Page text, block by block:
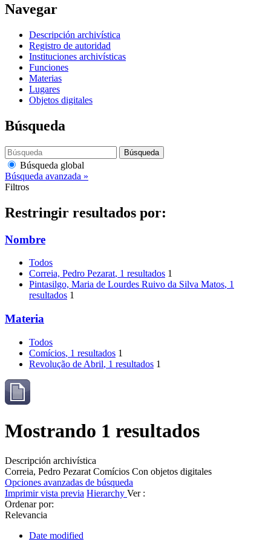
Navegar
Descripción archivística
Registro de autoridad
Instituciones archivísticas
Funciones
Materias
Lugares
Objetos digitales
Búsqueda
Búsqueda
Búsqueda global
Búsqueda avanzada »
Filtros
Restringir resultados por:
Nombre
Todos
Correia, Pedro Pezarat, 1 resultados 1
Pintasilgo, Maria de Lourdes Ruivo da Silva Matos, 1
resultados 1
Materia
Todos
Comícios, 1 resultados 1
Revolução de Abril, 1 resultados 1
Mostrando 1 resultados
Descripción archivística
Correia, Pedro Pezarat Comícios Con objetos digitales
Opciones avanzadas de búsqueda
Imprimir vista previa Hierarchy Ver :
Ordenar por:
Relevancia
Date modified